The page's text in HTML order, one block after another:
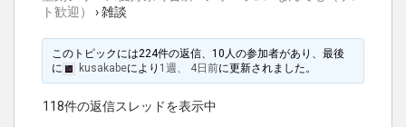
ト歓迎）
›雑談
このトピックには224件の返信、10人の参加者があり、最後
に
kusakabeにより 1週、 4日前に更新されました。
118件の返信スレッドを表示中